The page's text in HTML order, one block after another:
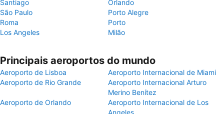
Santiago
Orlando
São Paulo
Porto Alegre
Roma
Porto
Los Angeles
Milão
Principais aeroportos do mundo
Aeroporto de Lisboa
Aeroporto Internacional de Miami
Aeroporto de Rio Grande
Aeroporto Internacional Arturo
Merino Benítez
Aeroporto de Orlando
Aeroporto Internacional de Los
Angeles